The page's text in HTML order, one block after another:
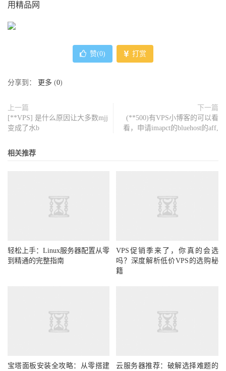
用精品网
赞(0) 打赏
分享到： 更多 (0)
上一篇
[**VPS] 是什么原因让大多数mjj
变成了水b
下一篇
(**500)有VPS小博客的可以看
看，申请imapct的bluehost的aff,
相关推荐
轻松上手：Linux服务器配置从零
到精通的完整指南
VPS促销季来了，你真的会选
吗？深度解析低价VPS的选购秘
籍
宝塔面板安装全攻略：从零搭建
云服务器推荐：破解选择难题的